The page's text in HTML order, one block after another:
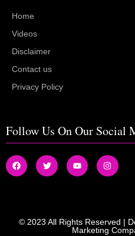
Home
Videos
Disclaimer
Contact us
Privacy Policy
Follow Us On Our Social
© 2023 All Rights Reserved |
Marketing